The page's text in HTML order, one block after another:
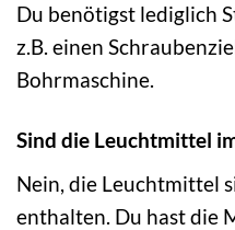
Du benötigst lediglich
z.B. einen
Bohrmaschine.
Sind die Leuchtmittel
Nein, die Leuchtmittel
enthalten. Du hast die